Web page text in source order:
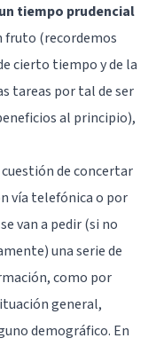
tiempo prudencial
fruto (recordemos
cierto tiempo y de la
tareas por tal de ser
al principio),
de concertar
vía telefónica o por
van a pedir (si no
una serie de
como por
general,
demográfico. En